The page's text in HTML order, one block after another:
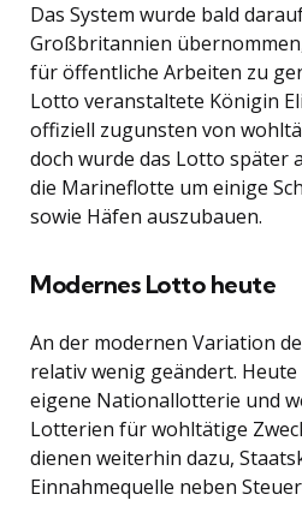
Das System wurde bald
Großbritannien
für öffentliche Arbeiten zu
Lotto veranstaltete Königin
offiziell zugunsten von
doch wurde das Lotto später
die Marineflotte um einige
sowie Häfen auszubauen.
Modernes Lotto heute
An der modernen Variation
relativ wenig geändert.
eigene Nationallotterie und
Lotterien für wohltätige
dienen weiterhin dazu,
Einnahmequelle neben